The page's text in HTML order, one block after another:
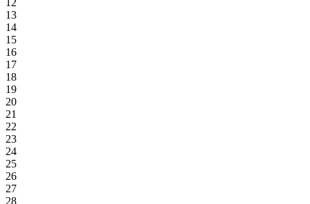
12
13
14
15
16
17
18
19
20
21
22
23
24
25
26
27
28